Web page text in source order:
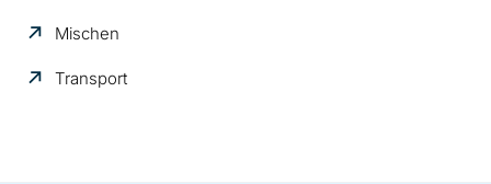
Mischen
Transport